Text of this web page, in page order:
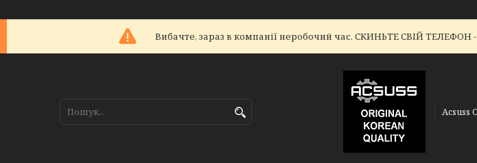
Вибачте, зараз в компанії неробочий час. СКИНЬТЕ СВІЙ
Acsuss